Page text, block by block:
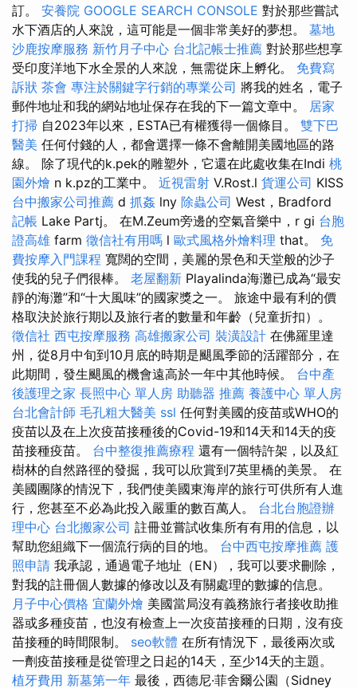
訂。 安養院 GOOGLE SEARCH CONSOLE 對於那些嘗試
水下酒店的人來說，這可能是一個非常美好的夢想。 墓地
沙鹿按摩服務 新竹月子中心 台北記帳士推薦 對於那些想享
受印度洋地下水全景的人來說，無需從床上孵化。 免費寫
訴狀 茶會 專注於關鍵字行銷的專業公司 將我的姓名，電子
郵件地址和我的網站地址保存在我的下一篇文章中。 居家
打掃 自2023年以來，ESTA已有權獲得一個條目。 雙下巴
醫美 任何付錢的人，都會選擇一條不會離開美國地區的路
線。 除了現代的k.pek的雕塑外，它還在此處收集在Indi 桃
園外燴 n k.pz的工業中。 近視雷射 V.Rost.l 貨運公司 KISS
台中搬家公司推薦 d 抓姦 lny 除蟲公司 West，Bradford
記帳 Lake Partj。 在M.Zeum旁邊的空氣音樂中，r gi 台胞
證高雄 farm 徵信社有用嗎 l 歐式風格外燴料理 that。 免
費按摩入門課程 寬闊的空間，美麗的景色和天堂般的沙子
使我的兒子們很棒。 老屋翻新 Playalinda海灘已成為“最安
靜的海灘”和“十大風味”的國家獎之一。 旅途中最有利的價
格取決於旅行期以及旅行者的數量和年齡（兒童折扣）。
徵信社 西屯按摩服務 高雄搬家公司 裝潢設計 在佛羅里達
州，從8月中旬到10月底的時期是颶風季節的活躍部分，在
此期間，發生颶風的機會遠高於一年中其他時候。 台中產
後護理之家 長照中心 單人房 助聽器 推薦 養護中心 單人房
台北會計師 毛孔粗大醫美 ssl 任何對美國的疫苗或WHO的
疫苗以及在上次疫苗接種後的Covid-19和14天和14天的疫
苗接種疫苗。 台中整復推薦療程 還有一個特許架，以及紅
樹林的自然路徑的發掘，我可以欣賞到7英里橋的美景。 在
美國團隊的情況下，我們使美國東海岸的旅行可供所有人進
行，您甚至不必為此投入嚴重的數百萬人。 台北台胞證辦
理中心 台北搬家公司 註冊並嘗試收集所有有用的信息，以
幫助您組織下一個流行病的目的地。 台中西屯按摩推薦 護
照申請 我承認，通過電子地址（EN），我可以要求刪除，
對我的註冊個人數據的修改以及有關處理的數據的信息。
月子中心價格 宜蘭外燴 美國當局沒有義務旅行者接收助推
器或多種疫苗，也沒有檢查上一次疫苗接種的日期，沒有疫
苗接種的時間限制。 seo軟體 在所有情況下，最後兩次或
一劑疫苗接種是從管理之日起的14天，至少14天的主題。
植牙費用 新墓第一年 最後，西德尼·菲舍爾公園（Sidney